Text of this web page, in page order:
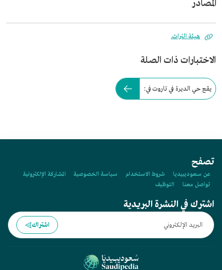
المصادر
هيئة التراث.
الاختبارات ذات الصلة
يقع حي الديرة في تاروت في:
تصفح
عن سعوديبيديا شروط الاستخدام سياسة الخصوصية
المشاركة الإلكترونية
تواصل معنا
التوظيف
اشترك في النشرة البريدية
اشتراك